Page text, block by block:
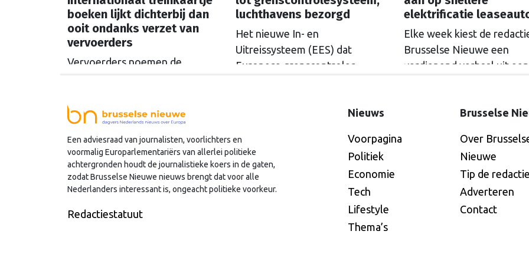
boeken lijkt dichterbij dan
ooit ondanks verzet van
vervoerders
Vervoerders noemen de
treinkaartjes makkelijker te
kunnen boeken "een ongekende
en onterechte regelzucht". Toch
lijkt de politieke druk dit keer te
groot om het voorstel nog
tegen te houden.
luchthavens bezorgd
Het nieuwe In- en
Uitreissysteem (EES) dat
Europese grenscontroles
Nederland dringt in Brussel aan
Commissie geeft nog geen
duidelijkheid.
elektrificatie
Elke week kiest de
Brusselse Nieuwe een
verdiepend verhaal uit
Nieuwsbrief Mobiliteit.
elektrische auto's aan te
schaffen. De
volgens Nederland echter
ambitieus genoeg.
Een adviesraad van journalisten, voorlichters en
voormalig Europarlementariërs van allerlei politieke
achtergronden houdt de journalistieke koers in de gaten,
zodat Brusselse Nieuwe nieuws brengt dat voor alle
Nederlanders interessant is, ongeacht politieke voorkeur.
Redactiestatuut
Nieuws
Voorpagina
Politiek
Economie
Tech
Lifestyle
Thema’s
Brusselse
Over
Nieuwe
Tip de redactie
Adverteren
Contact